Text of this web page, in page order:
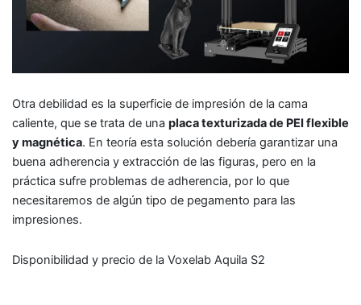
Otra debilidad es la superficie de impresión de la cama
caliente, que se trata de una placa texturizada de PEI flexible
y magnética. En teoría esta solución debería garantizar una
buena adherencia y extracción de las figuras, pero en la
práctica sufre problemas de adherencia, por lo que
necesitaremos de algún tipo de pegamento para las
impresiones.
Disponibilidad y precio de la Voxelab Aquila S2